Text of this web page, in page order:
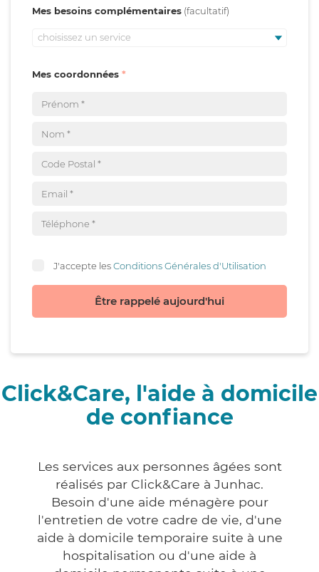
Mes besoins complémentaires
choisissez un service
Mes coordonnées
J'accepte lesConditions Générales d'Utilisation
Être rappelé aujourd'hui
Click&Care, l'aide à domicile
de confiance
Les services aux personnes âgées sont
réalisés par Click&Care à Junhac.
Besoin d'une aide ménagère pour
l'entretien de votre cadre de vie, d'une
aide à domicile temporaire suite à une
hospitalisation ou d'une aide à